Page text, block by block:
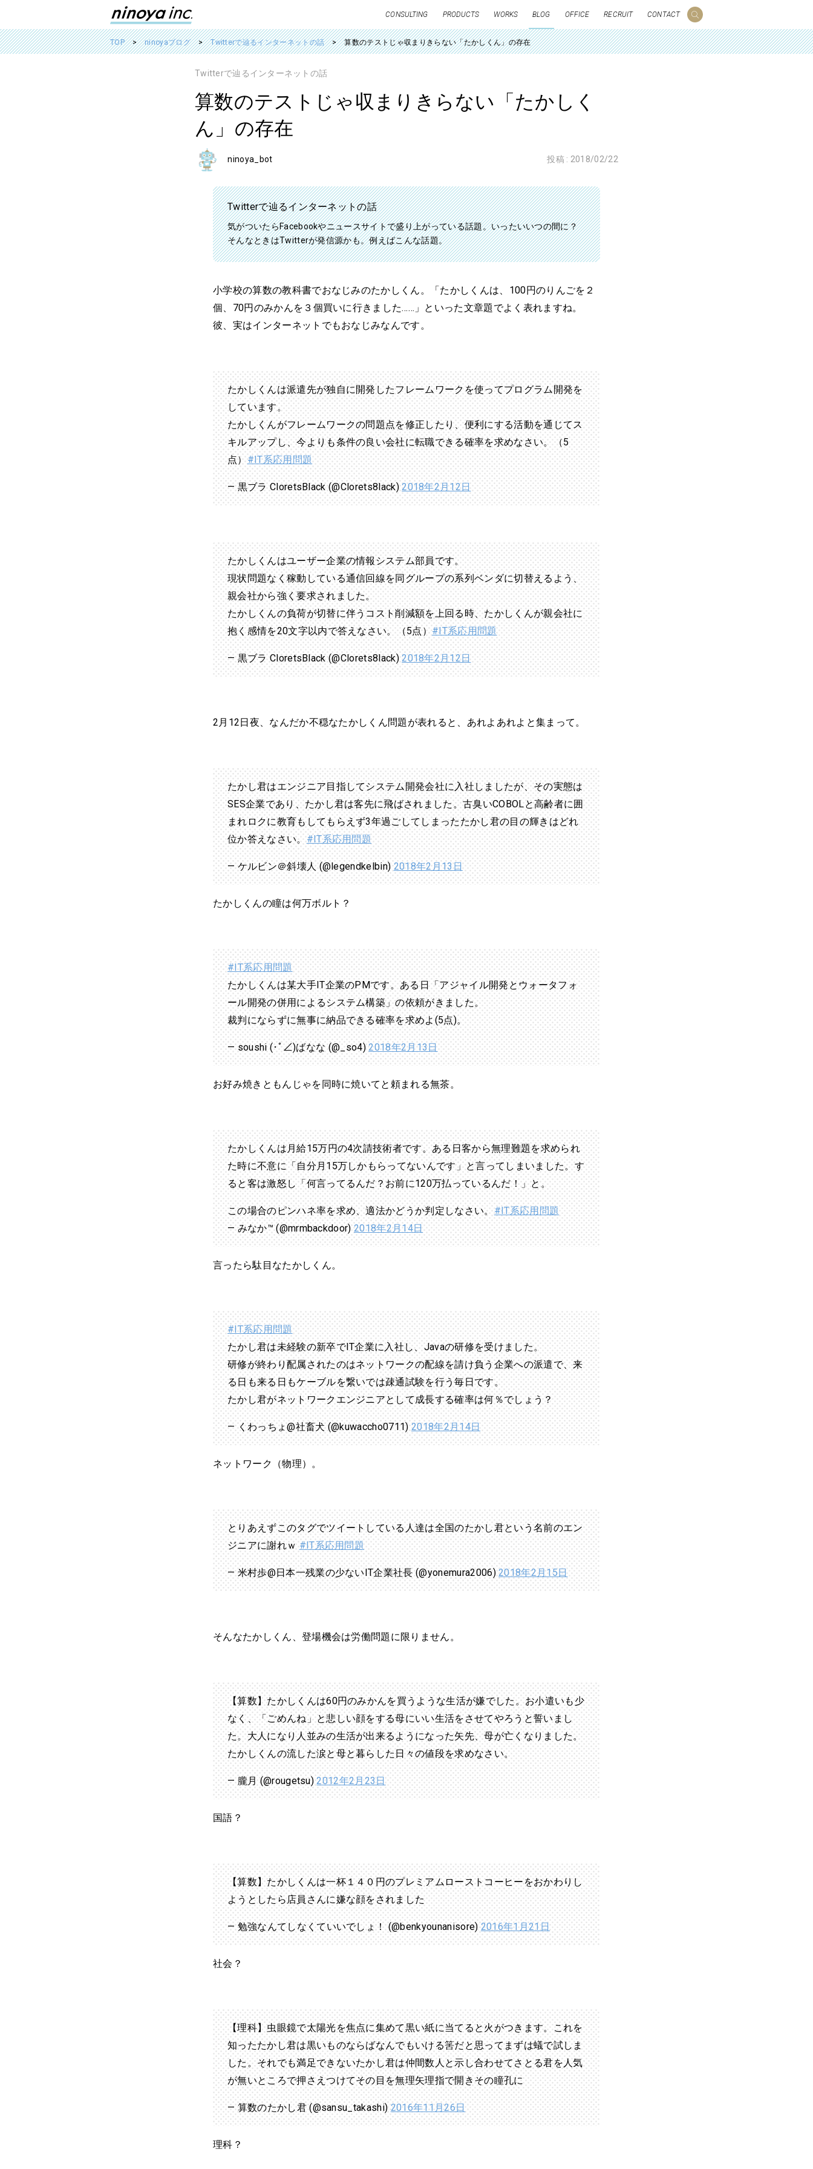
CONSULTING PRODUCTS WORKS BLOG OFFICE RECRUIT CONTACT
TOP ninoyaブログ Twitterで辿るインターネットの話 算数のテストじゃ収まりきらない「たかしくん」の存在
Twitterで辿るインターネットの話
算数のテストじゃ収まりきらない「たかしく
ん」の存在
ninoya_bot 投稿 : 2018/02/22
Twitterで辿るインターネットの話
気がついたらFacebookやニュースサイトで盛り上がっている話題。いったいいつの間に？
そんなときはTwitterが発信源かも。例えばこんな話題。
小学校の算数の教科書でおなじみのたかしくん。「たかしくんは、100円のりんごを２
個、70円のみかんを３個買いに行きました……」といった文章題でよく表れますね。
彼、実はインターネットでもおなじみなんです。
たかしくんは派遣先が独自に開発したフレームワークを使ってプログラム開発を
しています。
たかしくんがフレームワークの問題点を修正したり、便利にする活動を通じてス
キルアップし、今よりも条件の良い会社に転職できる確率を求めなさい。（5
点）#IT系応用問題
— 黒ブラ CloretsBlack (@Clorets8lack)2018年2月12日
たかしくんはユーザー企業の情報システム部員です。
現状問題なく稼動している通信回線を同グループの系列ベンダに切替えるよう、
親会社から強く要求されました。
たかしくんの負荷が切替に伴うコスト削減額を上回る時、たかしくんが親会社に
抱く感情を20文字以内で答えなさい。（5点）#IT系応用問題
— 黒ブラ CloretsBlack (@Clorets8lack)2018年2月12日
2月12日夜、なんだか不穏なたかしくん問題が表れると、あれよあれよと集まって。
たかし君はエンジニア目指してシステム開発会社に入社しましたが、その実態は
SES企業であり、たかし君は客先に飛ばされました。古臭いCOBOLと高齢者に囲
まれロクに教育もしてもらえず3年過ごしてしまったたかし君の目の輝きはどれ
位か答えなさい。#IT系応用問題
— ケルビン＠斜壊人 (@legendkelbin)2018年2月13日
たかしくんの瞳は何万ボルト？
#IT系応用問題
たかしくんは某大手IT企業のPMです。ある日「アジャイル開発とウォータフォ
ール開発の併用によるシステム構築」の依頼がきました。
裁判にならずに無事に納品できる確率を求めよ(5点)。
— soushi (･ﾟ∠)ばなな (@_so4)2018年2月13日
お好み焼きともんじゃを同時に焼いてと頼まれる無茶。
たかしくんは月給15万円の4次請技術者です。ある日客から無理難題を求められ
た時に不意に「自分月15万しかもらってないんです」と言ってしまいました。す
ると客は激怒し「何言ってるんだ？お前に120万払っているんだ！」と。
この場合のピンハネ率を求め、適法かどうか判定しなさい。#IT系応用問題
— みなか™️ (@mrmbackdoor)2018年2月14日
言ったら駄目なたかしくん。
#IT系応用問題
たかし君は未経験の新卒でIT企業に入社し、Javaの研修を受けました。
研修が終わり配属されたのはネットワークの配線を請け負う企業への派遣で、来
る日も来る日もケーブルを繋いでは疎通試験を行う毎日です。
たかし君がネットワークエンジニアとして成長する確率は何％でしょう？
— くわっちょ@社畜犬 (@kuwaccho0711)2018年2月14日
ネットワーク（物理）。
とりあえずこのタグでツイートしている人達は全国のたかし君という名前のエン
ジニアに謝れｗ#IT系応用問題
— 米村歩@日本一残業の少ないIT企業社長 (@yonemura2006)2018年2月15日
そんなたかしくん、登場機会は労働問題に限りません。
【算数】たかしくんは60円のみかんを買うような生活が嫌でした。お小遣いも少
なく、「ごめんね」と悲しい顔をする母にいい生活をさせてやろうと誓いまし
た。大人になり人並みの生活が出来るようになった矢先、母が亡くなりました。
たかしくんの流した涙と母と暮らした日々の値段を求めなさい。
— 朧月 (@rougetsu)2012年2月23日
国語？
【算数】たかしくんは一杯１４０円のプレミアムローストコーヒーをおかわりし
ようとしたら店員さんに嫌な顔をされました
— 勉強なんてしなくていいでしょ！ (@benkyounanisore)2016年1月21日
社会？
【理科】虫眼鏡で太陽光を焦点に集めて黒い紙に当てると火がつきます。これを
知ったたかし君は黒いものならばなんでもいける筈だと思ってまずは蟻で試しま
した。それでも満足できないたかし君は仲間数人と示し合わせてさとる君を人気
が無いところで押さえつけてその目を無理矢理指で開きその瞳孔に
— 算数のたかし君 (@sansu_takashi)2016年11月26日
理科？